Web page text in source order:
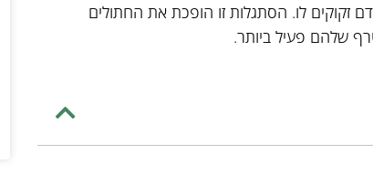
זקוקים לו. הסתגלות זו הופכת את החתולים
שלהם פעיל ביותר.